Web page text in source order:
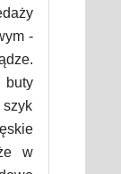
-
buty
szyk
w